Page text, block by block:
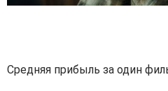
Средняя прибыль за один